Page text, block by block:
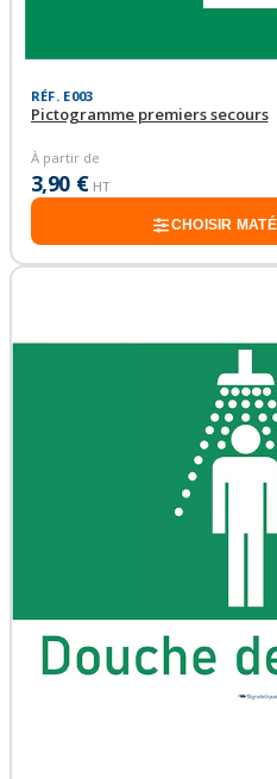
RÉF. E003
Pictogramme premiers secours
À partir de
3,90 € HT
CHOISIR